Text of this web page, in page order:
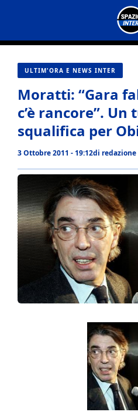
contenuto
ULTIM'ORA E NEWS INTER
Moratti: “Gara
c’è rancore”. Un
squalifica per
3 Ottobre 2011 - 19:12di redazione